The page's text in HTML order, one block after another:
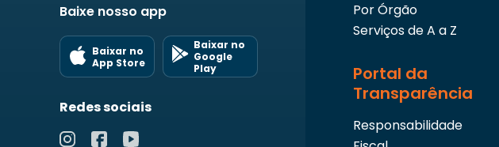
Baixe nosso app
Baixar no
App Store
Baixar no
Google
Play
Redes sociais
Por Órgão
Serviços de A a Z
Portal da
Transparência
Responsabilidade